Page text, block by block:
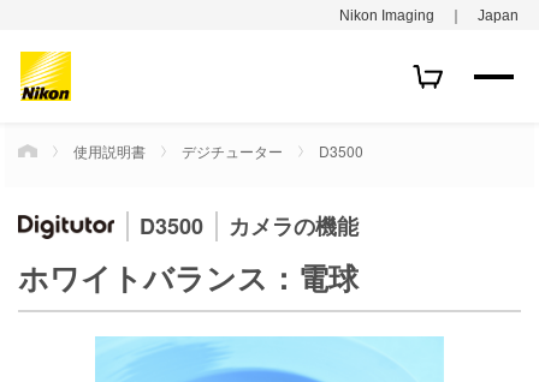
Nikon Imaging ｜ Japan
HOME使用説明書 デジチューター D3500
D3500 カメラの機能
ホワイトバランス：電球